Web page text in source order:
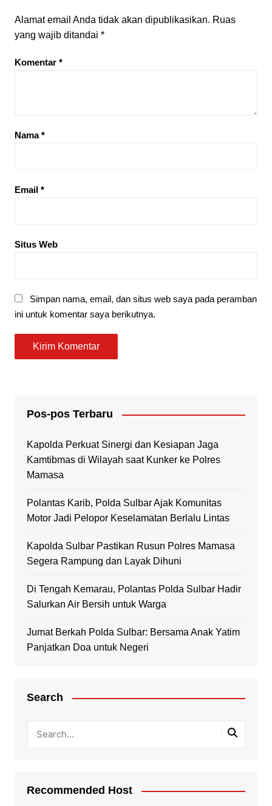
Alamat email Anda tidak akan dipublikasikan. Ruas
yang wajib ditandai *
Komentar *
Nama*
Email *
Situs Web
Simpan nama, email, dan situs web saya pada peramban
ini untuk komentar saya berikutnya.
Pos-pos Terbaru
Kapolda Perkuat Sinergi dan Kesiapan Jaga
Kamtibmas di Wilayah saat Kunker ke Polres
Mamasa
Polantas Karib, Polda Sulbar Ajak Komunitas
Motor Jadi Pelopor Keselamatan Berlalu Lintas
Kapolda Sulbar Pastikan Rusun Polres Mamasa
Segera Rampung dan Layak Dihuni
Di Tengah Kemarau, Polantas Polda Sulbar Hadir
Salurkan Air Bersih untuk Warga
Jumat Berkah Polda Sulbar: Bersama Anak Yatim
Panjatkan Doa untuk Negeri
Search
Recommended Host